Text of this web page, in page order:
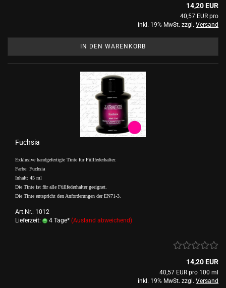
14,20 EUR
40,57 EUR pro
inkl. 19% MwSt. zzgl. Versand
IN DEN WARENKORB
Fuchsia
Exklusive handgefertigte Tinte für Füllfederhalter.
Farbe: Fuchsia
Inhalt: 45 ml
Die Tinte ist für alle Füllfederhalter geeignet.
Die Tinte entspricht den Anforderungen der EN71-3.
Art.Nr.: 1012
Lieferzeit:
4 Tage* (Ausland abweichend)
14,20 EUR
40,57 EUR pro 100 ml
inkl. 19% MwSt. zzgl. Versand